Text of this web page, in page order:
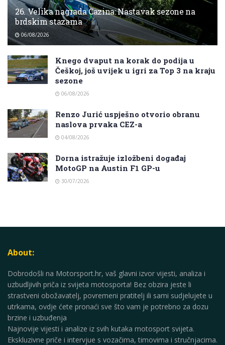
26. Velika nagrada Cazina: Nastavak sezone na
brdskim stazama
06/08/2026
Knego dvaput na korak do podija u
Češkoj, još uvijek u igri za Top 3 na kraju
sezone
06/08/2026
Renzo Jurić uspješno otvorio obranu
naslova prvaka CEZ-a
04/08/2026
Dorna istražuje izložbeni događaj
MotoGP na Austin F1 GP-u
30/07/2026
About:
Dobrodošli na Motorsport.hr, vaš glavni izvor vijesti, analiza i
uzbudljivih priča iz svijeta motosporta! Bez obzira jeste li
strastveni obožavatelj, povremeni pratitelj ili sami sudjelujete u
utrkama, ovdje ćete pronaći sve što vam je potrebno za dozu
brzine i uzbuđenja
Najnovije vijesti i analize iz svih kutaka motosport svijeta.
Ekskluzivne priče i intervjue s vozačima, timovima i stručnjacima.